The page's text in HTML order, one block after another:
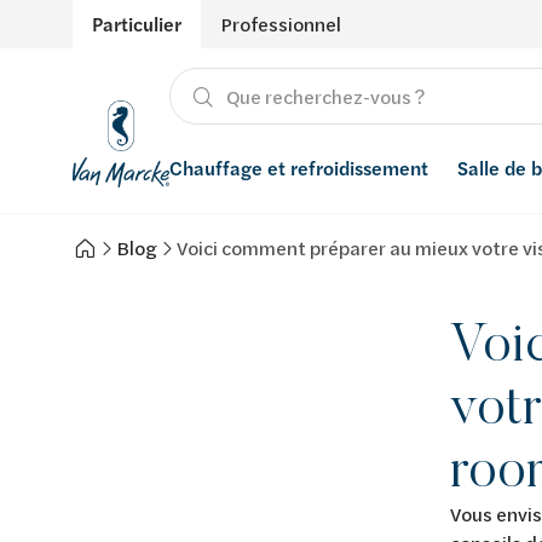
Particulier Professionnel
Chauffage et refroidissement
Chauffage
Salle de
Produits
Énergies renouvelables
Adoucisseurs d’eau
Blog Voici comment préparer au mieux votre
Vous